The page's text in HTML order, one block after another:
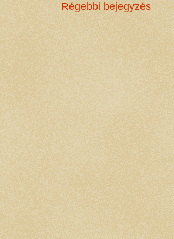
Régebbi bejegyzés